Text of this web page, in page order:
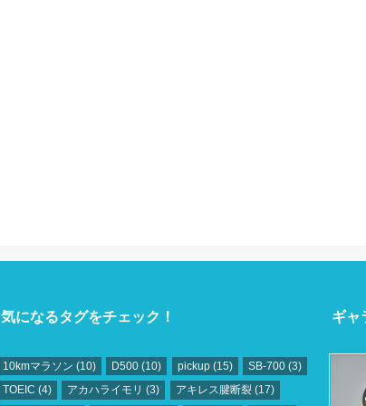
気になるタグをチェック！
10kmマラソン (10) D500 (10) pickup(15) SB‐700(3)
TOEIC (4) アカハライモリ (3) アキレス腱断裂(17)
ギャ